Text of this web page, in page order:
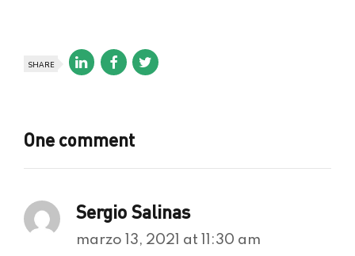
SHARE
One comment
Sergio Salinas
marzo 13, 2021 at 11:30 am